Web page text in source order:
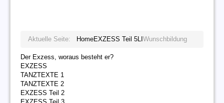
Aktuelle Seite: HomeEXZESS Teil 5LI Wunschbildung
Der Exzess, woraus besteht er?
EXZESS
TANZTEXTE 1
TANZTEXTE 2
EXZESS Teil 2